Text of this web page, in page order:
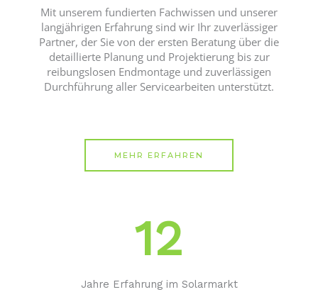
Mit unserem fundierten Fachwissen und unserer
langjährigen Erfahrung sind wir Ihr zuverlässiger
Partner, der Sie von der ersten Beratung über die
detaillierte Planung und Projektierung bis zur
reibungslosen Endmontage und zuverlässigen
Durchführung aller Servicearbeiten unterstützt.
MEHR ERFAHREN
12
Jahre Erfahrung im Solarmarkt